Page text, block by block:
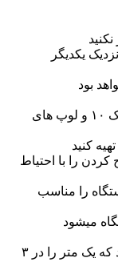
یکدیگر
بود
فاصله لوپ تا زمین برای لوپ های کوچک ۱۰ و لوپ های
کنید
را با احتیاط
را مناسب
میشود
سرعت حرکت خود را جوری تنظیم کنید که یک متر را در ۳